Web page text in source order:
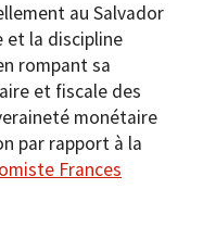
au Salvador
et la discipline
rompant sa
et fiscale des
monétaire
par rapport à la
Frances